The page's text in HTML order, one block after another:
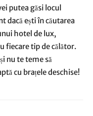
putea găsi locul
dacă ești în căutarea
hotel de lux,
fiecare tip de călător.
nu te teme să
cu brațele deschise!